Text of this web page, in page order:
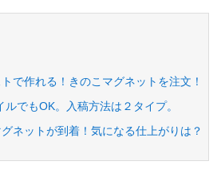
で作れる！きのこマグネットを注文！
でもOK。入稿方法は２タイプ。
ネットが到着！気になる仕上がりは？